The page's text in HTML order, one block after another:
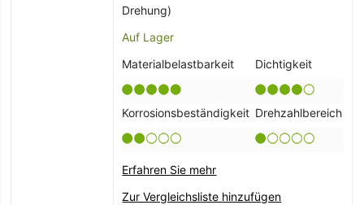
Drehung)
Auf Lager
Materialbelastbarkeit
Dichtigkeit
Korrosionsbeständigkeit Drehzahlbereich
Erfahren Sie mehr
Zur Vergleichsliste hinzufügen